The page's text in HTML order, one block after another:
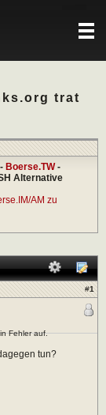
trat
- Boerse.TW-
Alternative
AM zu
#1
Fehler auf.
tun?